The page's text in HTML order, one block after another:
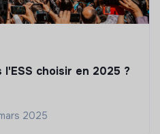
choisir en 2025 ?
2025